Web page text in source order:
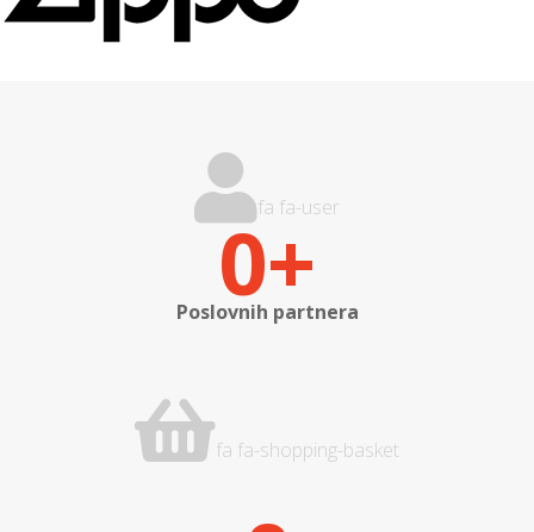
fa fa-user
0
Poslovnih partnera
fa fa-shopping-basket